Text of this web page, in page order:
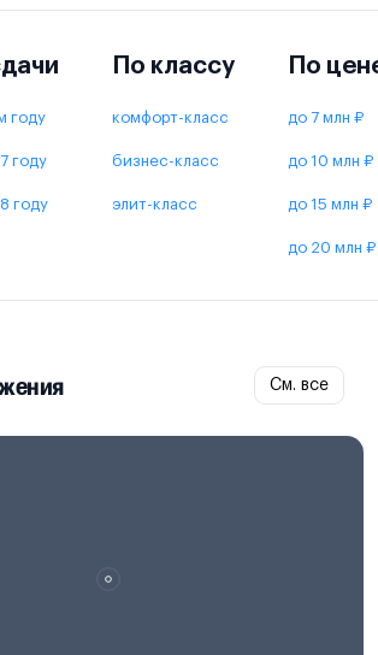
году
году
году
По классу
комфорт-класс
бизнес-класс
элит-класс
По
до 7 млн ₽
до 10 млн ₽
до 15 млн ₽
до 20 млн ₽
См. все